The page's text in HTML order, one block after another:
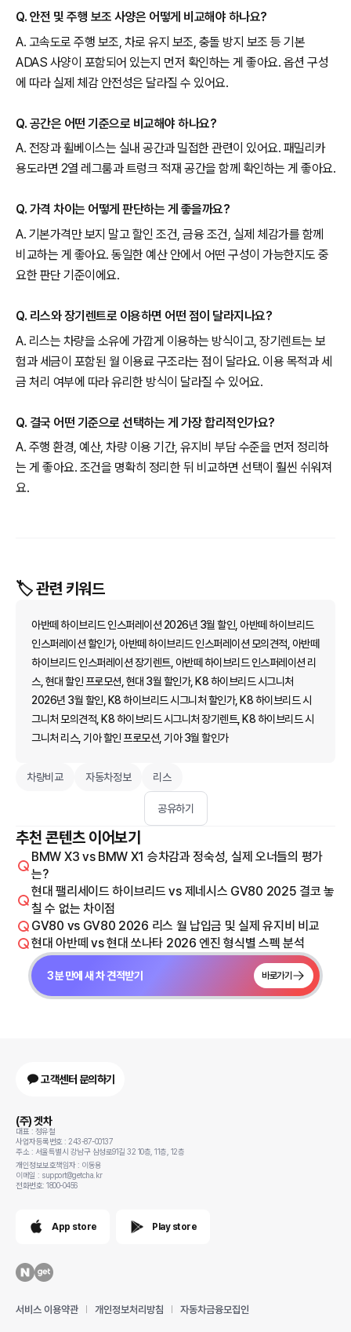
Q. 안전 및 주행 보조 사양은 어떻게 비교해야 하나요?
A. 고속도로 주행 보조, 차로 유지 보조, 충돌 방지 보조 등 기본
ADAS 사양이 포함되어 있는지 먼저 확인하는 게 좋아요. 옵션 구성
에 따라 실제 체감 안전성은 달라질 수 있어요.
Q. 공간은 어떤 기준으로 비교해야 하나요?
A. 전장과 휠베이스는 실내 공간과 밀접한 관련이 있어요. 패밀리카
용도라면 2열 레그룸과 트렁크 적재 공간을 함께 확인하는 게 좋아요.
Q. 가격 차이는 어떻게 판단하는 게 좋을까요?
A. 기본가격만 보지 말고 할인 조건, 금융 조건, 실제 체감가를 함께
비교하는 게 좋아요. 동일한 예산 안에서 어떤 구성이 가능한지도 중
요한 판단 기준이에요.
Q. 리스와 장기렌트로 이용하면 어떤 점이 달라지나요?
A. 리스는 차량을 소유에 가깝게 이용하는 방식이고, 장기렌트는 보
험과 세금이 포함된 월 이용료 구조라는 점이 달라요. 이용 목적과 세
금 처리 여부에 따라 유리한 방식이 달라질 수 있어요.
Q. 결국 어떤 기준으로 선택하는 게 가장 합리적인가요?
A. 주행 환경, 예산, 차량 이용 기간, 유지비 부담 수준을 먼저 정리하
는 게 좋아요. 조건을 명확히 정리한 뒤 비교하면 선택이 훨씬 쉬워져
요.
🏷️ 관련 키워드
아반떼 하이브리드 인스퍼레이션 2026년 3월 할인, 아반떼 하이브리드
인스퍼레이션 할인가, 아반떼 하이브리드 인스퍼레이션 모의견적, 아반떼
하이브리드 인스퍼레이션 장기렌트, 아반떼 하이브리드 인스퍼레이션 리
스, 현대 할인 프로모션, 현대 3월 할인가, K8 하이브리드 시그니처
2026년 3월 할인, K8 하이브리드 시그니처 할인가, K8 하이브리드 시
그니처 모의견적, K8 하이브리드 시그니처 장기렌트, K8 하이브리드 시
그니처 리스, 기아 할인 프로모션, 기아 3월 할인가
차량비교 자동차정보 리스
공유하기
추천 콘텐츠 이어보기
BMW X3 vs BMW X1 승차감과 정숙성, 실제 오너들의 평가
는?
현대 팰리세이드 하이브리드 vs 제네시스 GV80 2025 결코 놓
칠 수 없는 차이점
GV80 vs GV80 2026 리스 월 납입금 및 실제 유지비 비교
현대 아반떼 vs 현대 쏘나타 2026 엔진 형식별 스펙 분석
3분 만에 새 차 견적받기 바로가기
고객센터 문의하기
(주) 겟차
대표 : 정유철
사업자등록번호 : 243-87-00137
주소 : 서울특별시 강남구 삼성로91길 32 10층, 11층, 12층
개인정보보호책임자 : 이동용
이메일 : support@getcha.kr
전화번호: 1800-0456
App store Play store
서비스 이용약관 개인정보처리방침 자동차금융모집인